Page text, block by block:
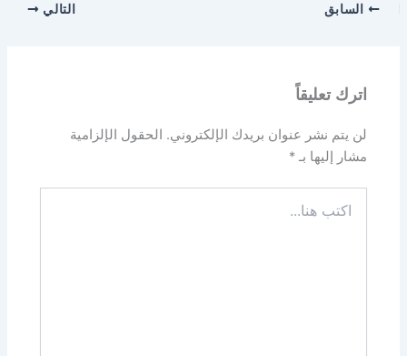
السابق التالي
اترك تعليقاً
لن يتم نشر عنوان بريدك الإلكتروني. الحقول الإلزامية
مشار إليها بـ*
هنا...